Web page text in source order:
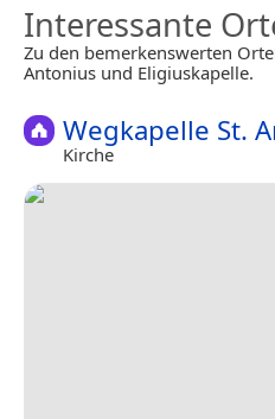
Interessante
Zu den bemerkenswerten
Antonius und Eligiuskapelle.
Wegkapelle St.
Kirche